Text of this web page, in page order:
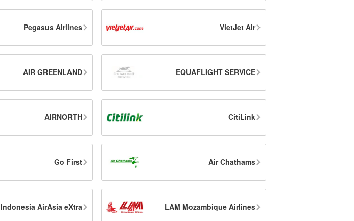
Pegasus Airlines VietJet Air
AIR GREENLAND EQUAFLIGHT SERVICE
AIRNORTH CitiLink
Go First Air Chathams
Indonesia AirAsia eXtra LAM Mozambique Airlines